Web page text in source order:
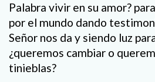
Palabra vivir en su amor?
por el mundo dando
Señor nos da y siendo luz
¿queremos cambiar o
tinieblas?